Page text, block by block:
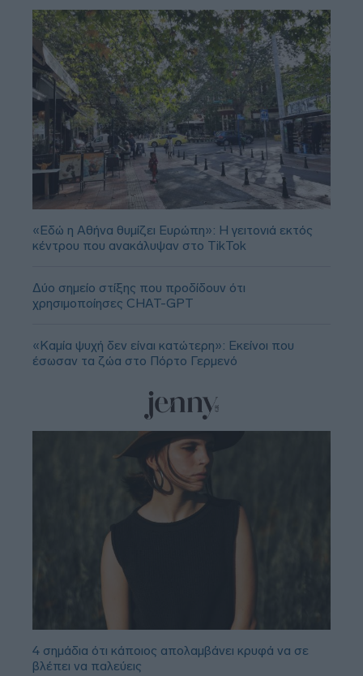
«Εδώ η Αθήνα θυμίζει Ευρώπη»: H γειτονιά εκτός
κέντρου που ανακάλυψαν στο TikTok
Δύο σημείο στίξης που προδίδουν ότι
χρησιμοποίησες CHAT-GPT
«Καμία ψυχή δεν είναι κατώτερη»: Εκείνοι που
έσωσαν τα ζώα στο Πόρτο Γερμενό
4 σημάδια ότι κάποιος απολαμβάνει κρυφά να σε
βλέπει να παλεύεις